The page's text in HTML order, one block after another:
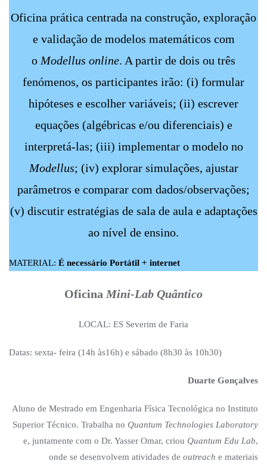
Oficina prática centrada na construção, exploração
e validação de modelos matemáticos com
o Modellus online. A partir de dois ou três
fenómenos, os participantes irão: (i) formular
hipóteses e escolher variáveis; (ii) escrever
equações (algébricas e/ou diferenciais) e
interpretá-las; (iii) implementar o modelo no
Modellus; (iv) explorar simulações, ajustar
parâmetros e comparar com dados/observações;
(v) discutir estratégias de sala de aula e adaptações
ao nível de ensino.
MATERIAL: É necessário Portátil + internet
Oficina Mini-Lab Quântico
LOCAL: ES Severim de Faria
Datas: sexta- feira (14h às16h) e sábado (8h30 às 10h30)
Duarte Gonçalves
Aluno de Mestrado em Engenharia Física Tecnológica no Instituto
Superior Técnico. Trabalha no Quantum Technologies Laboratory
e, juntamente com o Dr. Yasser Omar, criou Quantum Edu Lab,
onde se desenvolvem atividades de outreach e materiais